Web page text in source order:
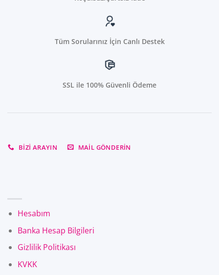
Tüm Sorularınız İçin Canlı Destek
SSL ile 100% Güvenli Ödeme
BIZI ARAYIN MAIL GÖNDERIN
Hesabım
Banka Hesap Bilgileri
Gizlilik Politikası
KVKK